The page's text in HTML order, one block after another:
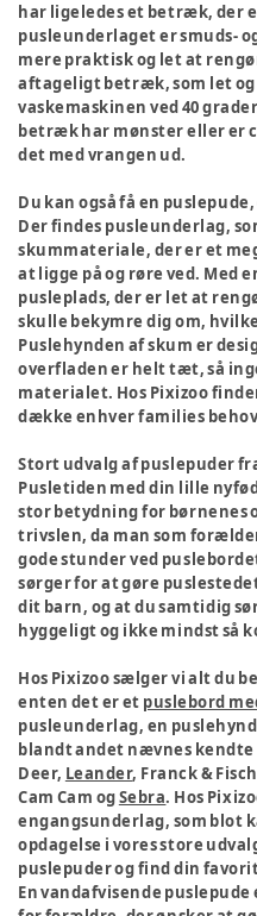
har ligeledes et betræk, der
pusleunderlaget er smuds-
mere praktisk og let at
aftageligt betræk, som let og
vaskemaskinen ved 40
betræk har mønster eller er
det med vrangen ud.
Du kan også få en
Der findes pusleunderlag,
skummateriale, der er et
at ligge på og røre ved. Med
pusleplads, der er let at
skulle bekymre dig om,
Puslehynden af skum er
overfladen er helt tæt, så
materialet. Hos Pixizoo
dække enhver families
Stort udvalg af puslepuder
Pusletiden med din lille
stor betydning for børnenes
trivslen, da man som
gode stunder ved
sørger for at gøre
dit barn, og at du samtidig
hyggeligt og ikke mindst så
Hos Pixizoo sælger vi alt du
enten det er et puslebord
pusleunderlag, en
blandt andet nævnes kendte
Deer, Leander, Franck &
Cam Cam ogSebra. Hos
engangsunderlag, som blot
opdagelse i vores store
puslepuder og find din
En vandafvisende